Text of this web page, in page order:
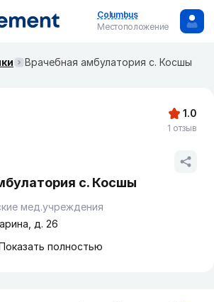
Columbus
Местоположение
Врачебная амбулатория с. Косшы
с. Косшы
мед.учреждения
д. 26
полностью
1.0
1 отзыв